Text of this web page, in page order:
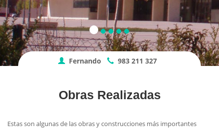
Fernando 983 211 327
Obras Realizadas
Estas son algunas de las obras y construcciones más importantes